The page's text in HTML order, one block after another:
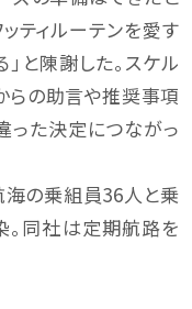
ティルーテンを愛す
と陳謝した。スケル
らの助言や推奨事項
った決定につながっ
の乗組員36人と乗
同社は定期航路を